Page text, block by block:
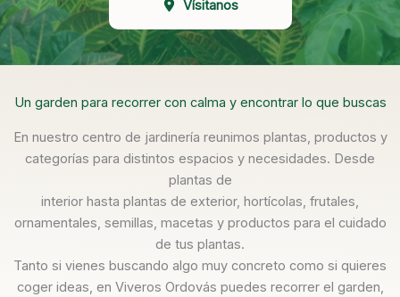
Vísitanos
Un garden para recorrer con calma y encontrar lo que buscas
En nuestro centro de jardinería reunimos plantas, productos y
categorías para distintos espacios y necesidades. Desde
plantas de
interior hasta plantas de exterior, hortícolas, frutales,
ornamentales, semillas, macetas y productos para el cuidado
de tus plantas.
Tanto si vienes buscando algo muy concreto como si quieres
coger ideas, en Viveros Ordovás puedes recorrer el garden,